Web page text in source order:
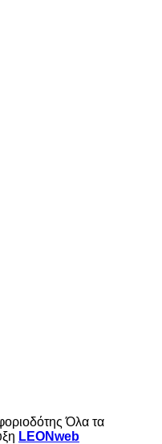
Όλα τα
LEONweb